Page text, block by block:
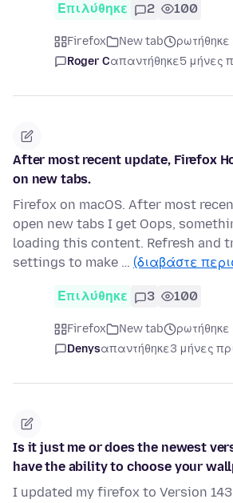
Επιλύθηκε 2 100
Firefox New tab
ρωτήθηκε
Roger Cαπαντήθηκε5 μήνες
After most recent update, Firefox
on new tabs.
Firefox on macOS. After most
open new tabs I get Oops,
loading this content. Refresh and
settings to make … (διαβάστε
Επιλύθηκε 3 100
Firefox New tab
ρωτήθηκε
Denysαπαντήθηκε3 μήνες
Is it just me or does the newest
have the ability to choose your
I updated my firefox to Version